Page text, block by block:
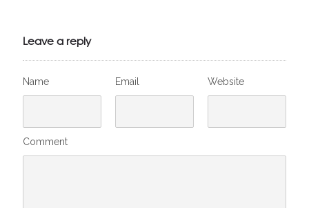
Leave a reply
Name Email Website
Comment